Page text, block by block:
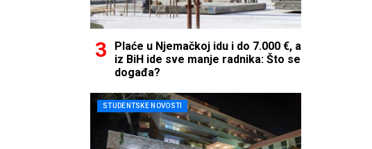
Plaće u Njemačkoj idu i do 7.000 €, a
iz BiH ide sve manje radnika: Što se
događa?
STUDENTSKE NOVOSTI